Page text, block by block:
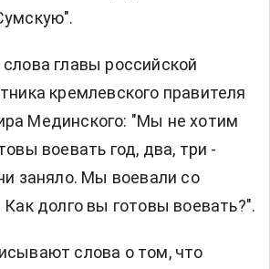
главы российской
кремлевского правителя
Мединского: "Мы не хотим
воевать год, два, три -
заняло. Мы воевали со
долго вы готовы воевать?".
слова о том, что